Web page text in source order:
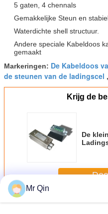
5 gaten, 4 chennals
Gemakkelijke Steun en
Waterdichte shell structuur.
Andere speciale Kabeldoos
gemaakt
Markeringen: De Kabeldoos
de steunen van de ladingscel ,
Krijg de
De
MeerDe Toebehoren van
Mr Qin